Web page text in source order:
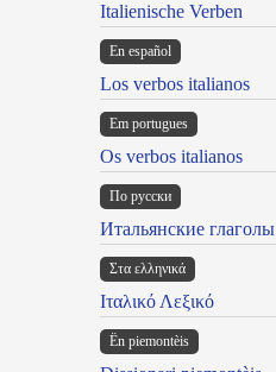
Italienische Verben
En español
Los verbos italianos
Em portugues
Os verbos italianos
По русски
Итальянские глаголы
Στα ελληνικά
Ιταλικό Λεξικό
Ën piemontèis